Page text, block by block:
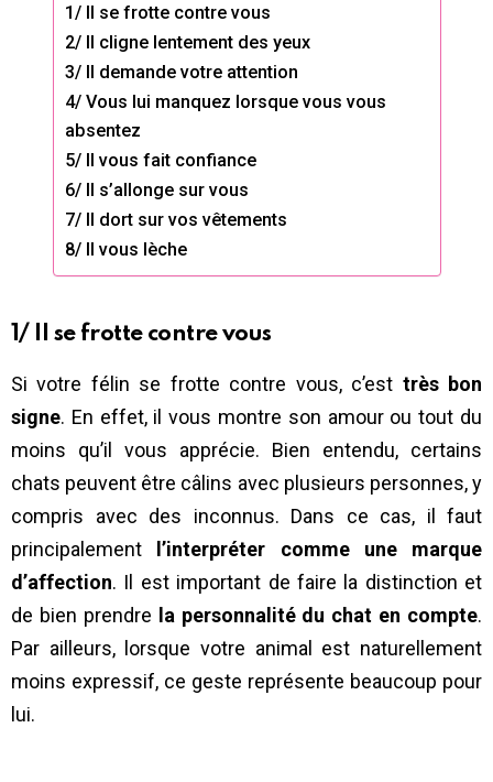
1/ Il se frotte contre vous
2/ Il cligne lentement des yeux
3/ Il demande votre attention
4/ Vous lui manquez lorsque vous vous
absentez
5/ Il vous fait confiance
6/ Il s’allonge sur vous
7/ Il dort sur vos vêtements
8/ Il vous lèche
1/ Il se frotte contre vous
Si votre félin se frotte contre vous, c’est très bon
signe. En effet, il vous montre son amour ou tout du
moins qu’il vous apprécie. Bien entendu, certains
chats peuvent être câlins avec plusieurs personnes, y
compris avec des inconnus. Dans ce cas, il faut
principalement l’interpréter comme une marque
d’affection. Il est important de faire la distinction et
de bien prendre la personnalité du chat en compte.
Par ailleurs, lorsque votre animal est naturellement
moins expressif, ce geste représente beaucoup pour
lui.